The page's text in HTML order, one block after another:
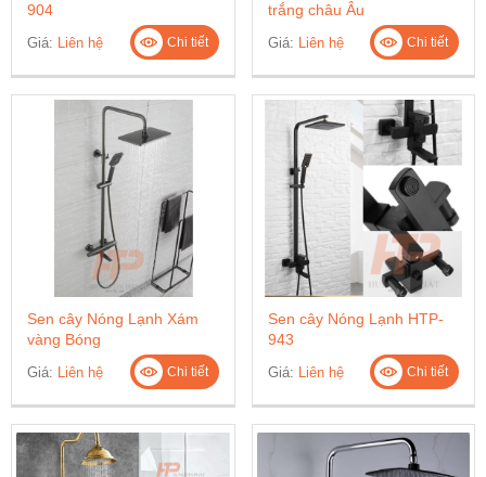
904
Giá: Liên hệ Chi tiết
trắng châu Âu
Giá: Liên hệ Chi tiết
Sen cây Nóng Lạnh Xám
vàng Bóng
Giá: Liên hệ Chi tiết
Sen cây Nóng Lạnh HTP-
943
Giá: Liên hệ Chi tiết